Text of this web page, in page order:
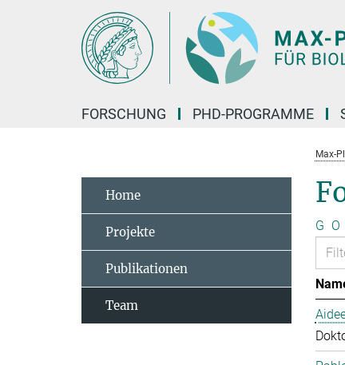
FORSCHUNG PHD-PROGRAMME
Max-
G O
Home
Projekte
Publikationen
Team